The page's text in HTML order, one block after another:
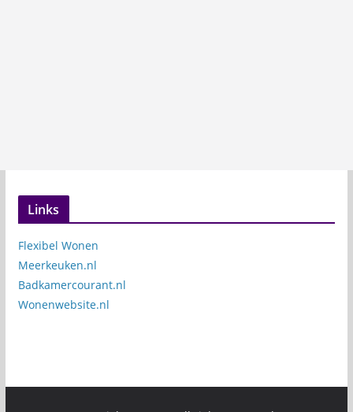
Links
Flexibel Wonen
Meerkeuken.nl
Badkamercourant.nl
Wonenwebsite.nl